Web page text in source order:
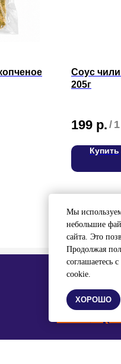
Соус
205г
199 р. /
Купить
СВЯЖИТЕСЬ С НАМИ
8 (4212) 94-
Мы
небольшие
сайта. Это
Продолжая
соглашаетесь
cookie.
ХОРОШО